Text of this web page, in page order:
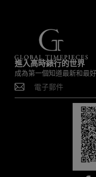
進入高時錶行的世界
成為第一個知道最新和最